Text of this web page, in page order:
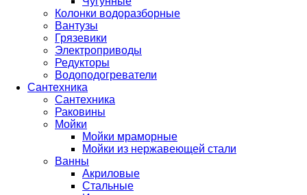
Колонки водоразборные
Вантузы
Грязевики
Электроприводы
Редукторы
Водоподогреватели
Сантехника
Сантехника
Раковины
Мойки
Мойки мраморные
Мойки из нержавеющей стали
Ванны
Акриловые
Стальные